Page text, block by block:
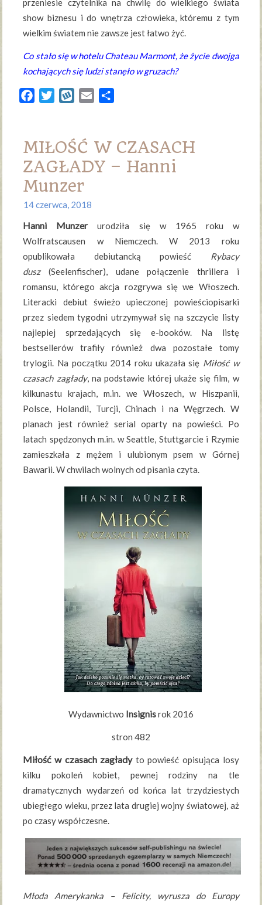
przeniesie czytelnika na chwilę do wielkiego świata
show biznesu i do wnętrza człowieka, któremu z tym
wielkim światem nie zawsze jest łatwo żyć.
Co stało się w hotelu Chateau Marmont, że życie dwojga
kochających się ludzi stanęło w gruzach?
FacebookTwitterWykopEmail
MIŁOŚĆ W CZASACH
ZAGŁADY – Hanni
Munzer
14 czerwca, 2018
Hanni Munzerurodziła się w 1965 roku w
Wolfratscausen w Niemczech. W 2013 roku
opublikowała debiutancką powieść Rybacy
dusz(Seelenfischer), udane połączenie thrillera i
romansu, którego akcja rozgrywa się we Włoszech.
Literacki debiut świeżo upieczonej powieściopisarki
przez siedem tygodni utrzymywał się na szczycie listy
najlepiej sprzedających się e-booków. Na listę
bestsellerów trafiły również dwa pozostałe tomy
trylogii. Na początku 2014 roku ukazała się Miłość w
czasach zagłady, na podstawie której ukaże się film, w
kilkunastu krajach, m.in. we Włoszech, w Hiszpanii,
Polsce, Holandii, Turcji, Chinach i na Węgrzech. W
planach jest również serial oparty na powieści. Po
latach spędzonych m.in. w Seattle, Stuttgarcie i Rzymie
zamieszkała z mężem i ulubionym psem w Górnej
Bawarii. W chwilach wolnych od pisania czyta.
Wydawnictwo Insignisrok 2016
stron 482
Miłość w czasach zagładyto powieść opisująca losy
kilku pokoleń kobiet, pewnej rodziny na tle
dramatycznych wydarzeń od końca lat trzydziestych
ubiegłego wieku, przez lata drugiej wojny światowej, aż
po czasy współczesne.
Młoda Amerykanka – Felicity, wyrusza do Europy